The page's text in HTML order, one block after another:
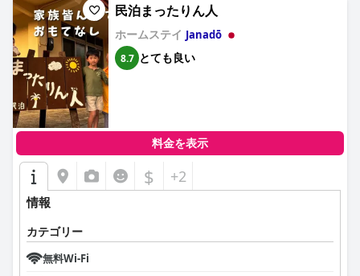
民泊まったりん人
ホームステイ Janadō
8.7 とても良い
料金を表示
$ +2
情報
カテゴリー
無料Wi-Fi